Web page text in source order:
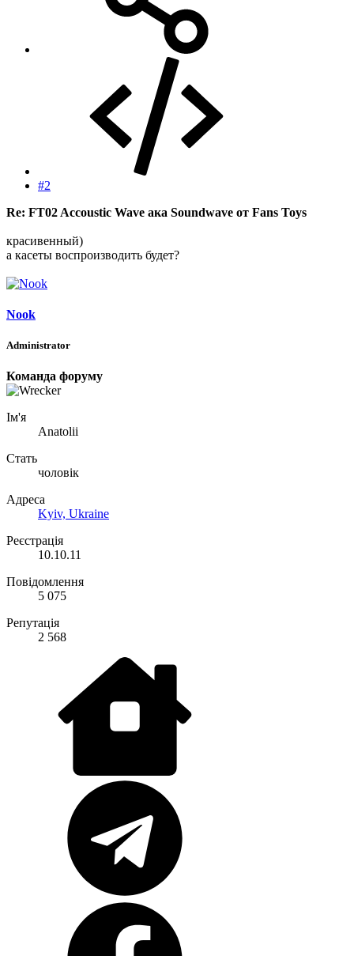
#2
Re: FT02 Accoustic Wave ака Soundwave от Fans Toys
красивенный)
а касеты воспроизводить будет?
Nook
Administrator
Команда форуму
Ім'я
Anatolii
Стать
чоловік
Адреса
Kyiv, Ukraine
Реєстрація
10.10.11
Повідомлення
5 075
Репутація
2 568